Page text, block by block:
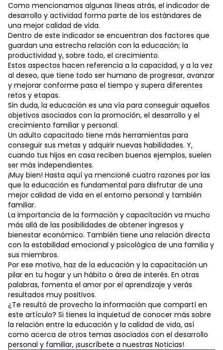
Como mencionamos algunas líneas atrás, el indicador de
desarrollo y actividad forma parte de los estándares de
una mejor calidad de vida.
Dentro de este indicador se encuentran dos factores que
guardan una estrecha relación con la educación; la
productividad y, sobre todo, el crecimiento.
Estos aspectos hacen referencia a la capacidad, y a la vez
al deseo, que tiene todo ser humano de progresar, avanzar
y mejorar conforme pasa el tiempo y supera diferentes
retos y etapas.
Sin duda, la educación es una vía para conseguir aquellos
objetivos asociados con la promoción, el desarrollo y el
crecimiento familiar y personal.
Un adulto capacitado tiene más herramientas para
conseguir sus metas y adquirir nuevas habilidades. Y,
cuando tus hijos en casa reciben buenos ejemplos, suelen
ser más independientes.
¡Muy bien! Hasta aquí ya mencioné cuatro razones por las
que la educación es fundamental para disfrutar de una
mejor calidad de vida en el entorno personal y también
familiar.
La importancia de la formación y capacitación va mucho
más allá de las posibilidades de obtener ingresos y
bienestar económico. También tiene una relación directa
con la estabilidad emocional y psicológica de una familia y
sus miembros.
Por ese motivo, haz de la educación y la capacitación un
pilar en tu hogar y un hábito o área de interés. En otras
palabras, fomenta el amor por el aprendizaje y verás
resultados muy positivos.
¿Te resultó de provecho la información que compartí en
este artículo? Si tienes la inquietud de conocer más sobre
la relación entre la educación y la calidad de vida, así
como acerca de otros temas asociados con el desarrollo
personal y familiar, ¡suscríbete a nuestras Noticias!